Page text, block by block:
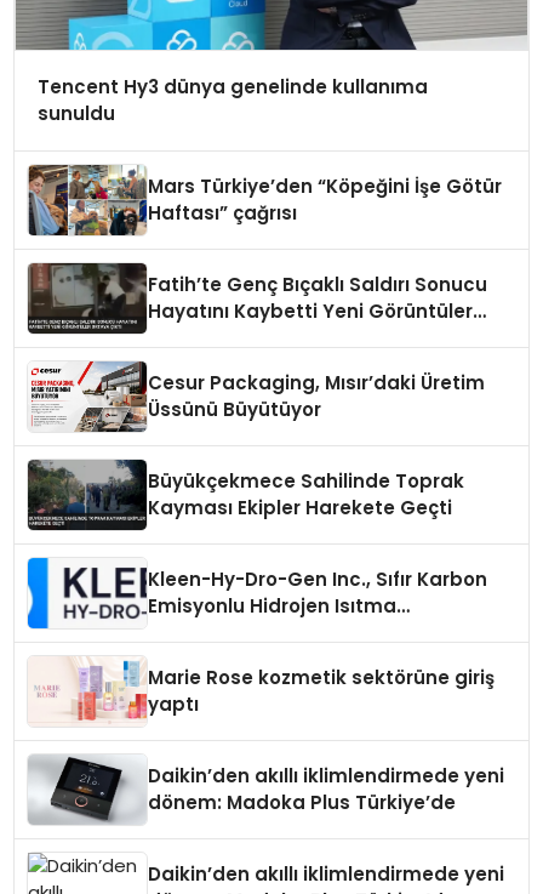
Tencent Hy3 dünya genelinde kullanıma
sunuldu
Mars Türkiye’den “Köpeğini İşe Götür
Haftası” çağrısı
Fatih’te Genç Bıçaklı Saldırı Sonucu
Hayatını Kaybetti Yeni Görüntüler
Cesur Packaging, Mısır’daki Üretim
Üssünü Büyütüyor
Büyükçekmece Sahilinde Toprak
Kayması Ekipler Harekete Geçti
Kleen-Hy-Dro-Gen Inc., Sıfır Karbon
Emisyonlu Hidrojen Isıtma
Marie Rose kozmetik sektörüne giriş
yaptı
Daikin’den akıllı iklimlendirmede yeni
dönem: Madoka Plus Türkiye’de
Daikin’den akıllı iklimlendirmede yeni